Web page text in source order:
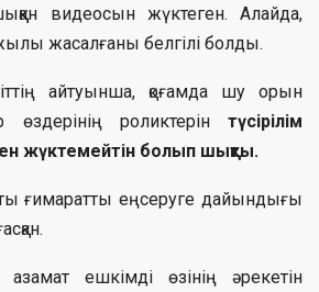
видеосын жүктеген. Алайда,
жасалғаны белгілі болды.
айтуынша, қоғамда шу орын
роликтерін түсірілім
жүктемейтін болып шықты.
ғимаратты еңсеруге дайындығы
ешкімді өзінің әрекетін